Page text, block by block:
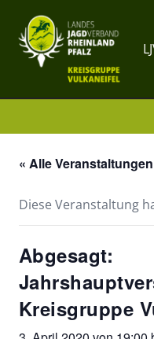
« Alle Veranstaltungen
Diese Veranstaltung
Abgesagt:
Kreisgruppe